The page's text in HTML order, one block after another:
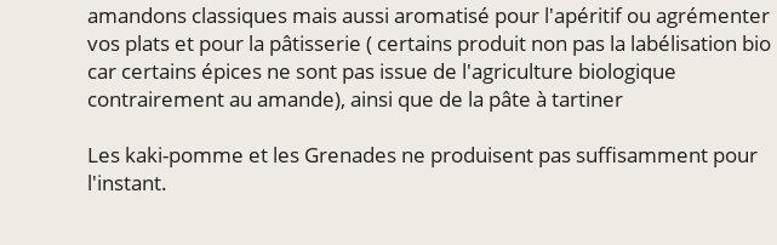
amandons classiques mais aussi aromatisé pour l'apéritif ou agrémenter
vos plats et pour la pâtisserie ( certains produit non pas la labélisation bio
car certains épices ne sont pas issue de l'agriculture biologique
contrairement au amande), ainsi que de la pâte à tartiner
Les kaki-pomme et les Grenades ne produisent pas suffisamment pour
l'instant.